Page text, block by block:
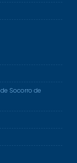
Socorro de